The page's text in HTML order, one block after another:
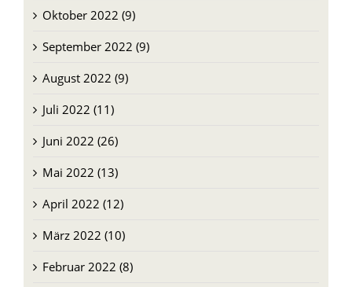
Oktober 2022 (9)
September 2022 (9)
August 2022 (9)
Juli 2022 (11)
Juni 2022 (26)
Mai 2022 (13)
April 2022 (12)
März 2022 (10)
Februar 2022 (8)